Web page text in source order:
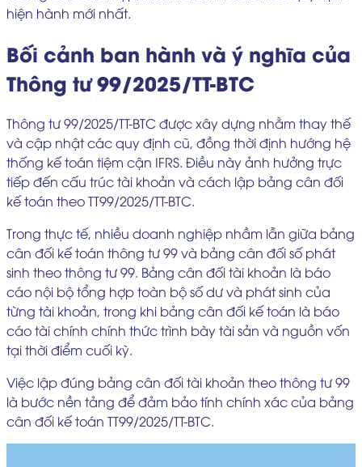
hiện hành mới nhất.
Bối cảnh ban hành và ý nghĩa của
Thông tư 99/2025/TT-BTC
Thông tư 99/2025/TT-BTC được xây dựng nhằm thay thế
và cập nhật các quy định cũ, đồng thời định hướng hệ
thống kế toán tiệm cận IFRS. Điều này ảnh hưởng trực
tiếp đến cấu trúc tài khoản và cách lập bảng cân đối
kế toán theo TT99/2025/TT-BTC.
Trong thực tế, nhiều doanh nghiệp nhầm lẫn giữa bảng
cân đối kế toán thông tư 99 và bảng cân đối số phát
sinh theo thông tư 99. Bảng cân đối tài khoản là báo
cáo nội bộ tổng hợp toàn bộ số dư và phát sinh của
từng tài khoản, trong khi bảng cân đối kế toán là báo
cáo tài chính chính thức trình bày tài sản và nguồn vốn
tại thời điểm cuối kỳ.
Việc lập đúng bảng cân đối tài khoản theo thông tư 99
là bước nền tảng để đảm bảo tính chính xác của bảng
cân đối kế toán TT99/2025/TT-BTC.